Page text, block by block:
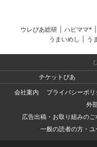
ウレぴあ総研 ハピママ*
うまいめし
う
チケットぴあ
会社案内
プライバシーポリ
外
広告出稿・お取り組みの
一般の読者の方・